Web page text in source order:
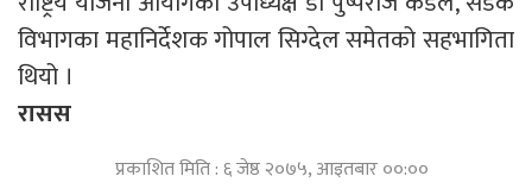
विभागका महानिर्देशक गोपाल सिग्देल समेतको सहभागिता
थियो ।
रासस
प्रकाशित मिति : ६ जेष्ठ २०७५, आइतबार ००:००